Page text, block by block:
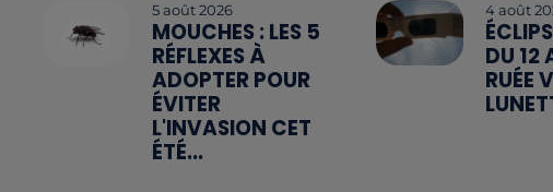
5 août 2026
MOUCHES : LES 5
RÉFLEXES À
ADOPTER POUR
ÉVITER
L'INVASION CET
ÉTÉ...
4 août
DU 12
RUÉE